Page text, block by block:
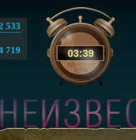
03:39
533
719